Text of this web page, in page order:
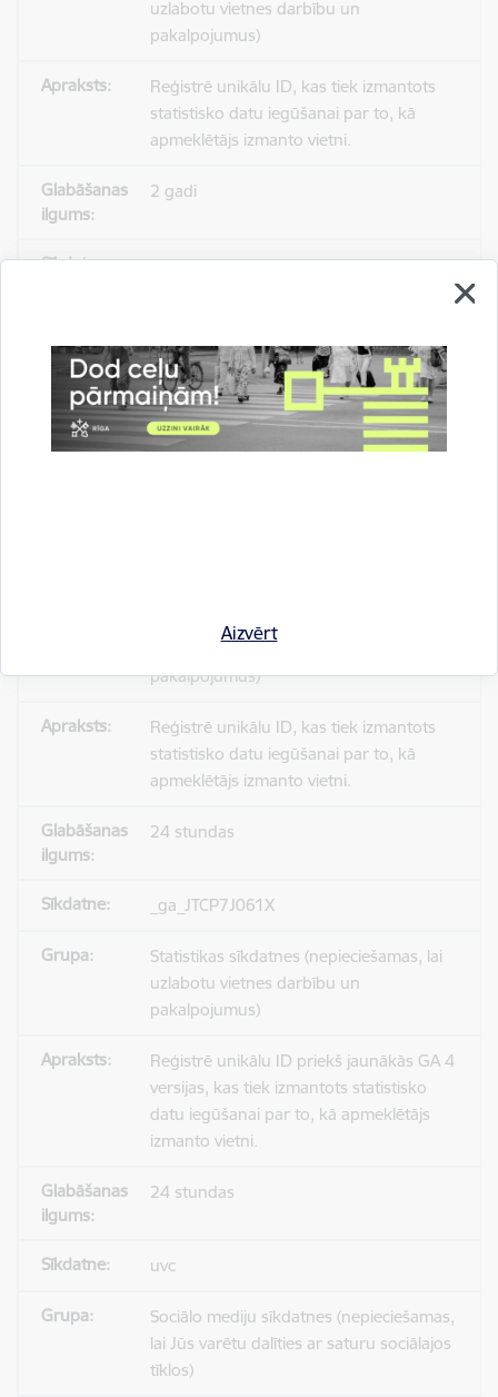
Aizvērt
uzlabotu vietnes darbību un
pakalpojumus)
Reģistrē unikālu ID, kas tiek izmantots
statistisko datu iegūšanai par to, kā
apmeklētājs izmanto vietni.
2 gadi
_gat
uzlabotu vietnes darbību un
pakalpojumus)
Izmanto Google Analytics, lai samazinātu
pieprasījuma līmeni.
Statistikas sīkdatnes (nepieciešamas, lai
uzlabotu vietnes darbību un
pakalpojumus)
Reģistrē unikālu ID, kas tiek izmantots
statistisko datu iegūšanai par to, kā
apmeklētājs izmanto vietni.
24 stundas
_ga_JTCP7J061X
Statistikas sīkdatnes (nepieciešamas, lai
uzlabotu vietnes darbību un
pakalpojumus)
Reģistrē unikālu ID priekš jaunākās GA 4
versijas, kas tiek izmantots statistisko
datu iegūšanai par to, kā apmeklētājs
izmanto vietni.
24 stundas
uvc
Sociālo mediju sīkdatnes (nepieciešamas,
lai Jūs varētu dalīties ar saturu sociālajos
tīklos)